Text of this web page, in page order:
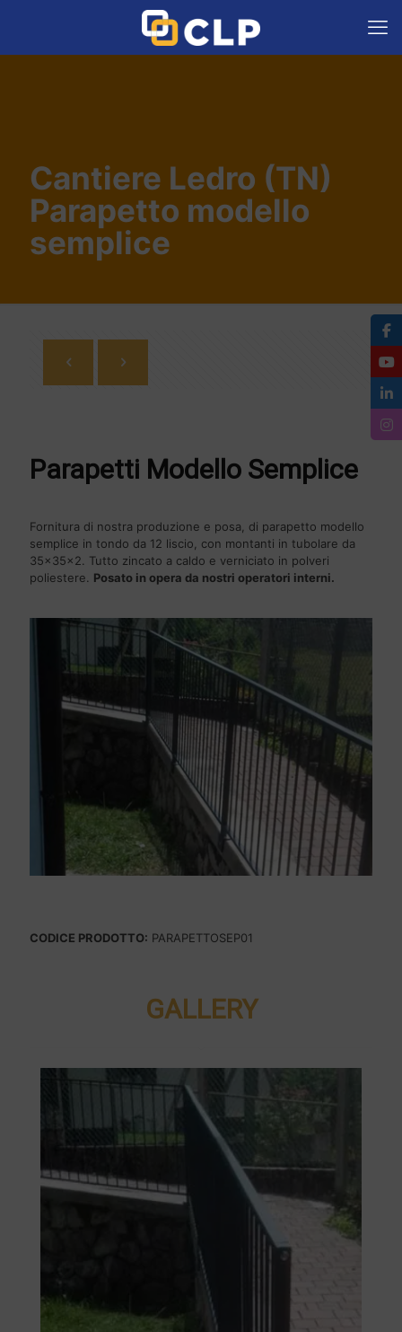
Cantiere Ledro (TN)
Parapetto modello
semplice
Parapetti Modello Semplice
Fornitura di nostra produzione e posa, di parapetto modello
semplice in tondo da 12 liscio, con montanti in tubolare da
35x35x2. Tutto zincato a caldo e verniciato in polveri
poliestere. Posato in opera da nostri operatori interni.
CODICE PRODOTTO: PARAPETTOSEP01
GALLERY